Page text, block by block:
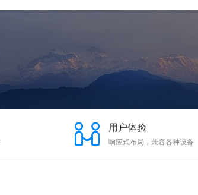
用户体验
响应式布局，兼容各种设备